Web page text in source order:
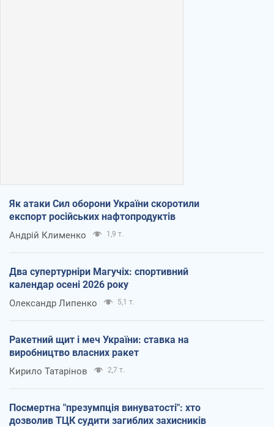
Як атаки Сил оборони України скоротили
експорт російських нафтопродуктів
Андрій Клименко 1,9 т.
Два супертурніри Магучіх: спортивний
календар осені 2026 року
Олександр Липенко 5,1 т.
Ракетний щит і меч України: ставка на
виробництво власних ракет
Кирило Татарінов 2,7 т.
Посмертна "презумпція винуватості": хто
дозволив ТЦК судити загиблих захисників